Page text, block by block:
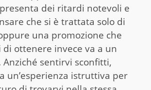
dei ritardi notevoli e
che si è trattata solo di
una promozione che
ottenere invece va a un
Anziché sentirvi sconfitti,
un’esperienza istruttiva per